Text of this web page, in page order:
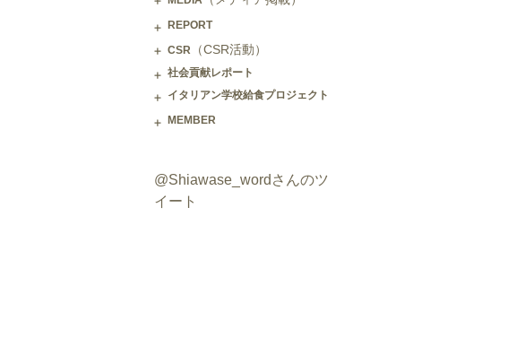
REPORT
CSR
（CSR活動）
社会貢献レポート
イタリアン学校給食プロジェクト
MEMBER
@Shiawase_wordさんのツ
イート